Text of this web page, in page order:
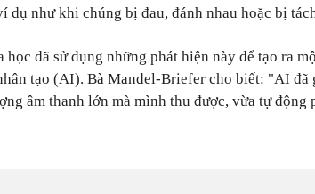
dụ như khi chúng bị đau, đánh nhau hoặc bị
học đã sử dụng những phát hiện này để tạo ra
tạo (AI). Bà Mandel-Briefer cho biết: "AI đã
âm thanh lớn mà mình thu được, vừa tự động